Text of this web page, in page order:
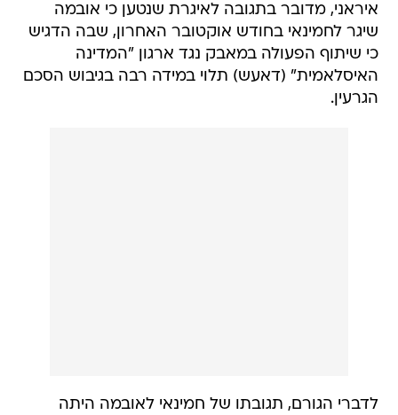
איראני, מדובר בתגובה לאיגרת שנטען כי אובמה
שיגר לחמינאי בחודש אוקטובר האחרון, שבה הדגיש
כי שיתוף הפעולה במאבק נגד ארגון "המדינה
האיסלאמית" (דאעש) תלוי במידה רבה בגיבוש הסכם
הגרעין.
לדברי הגורם, תגובתו של חמינאי לאובמה היתה